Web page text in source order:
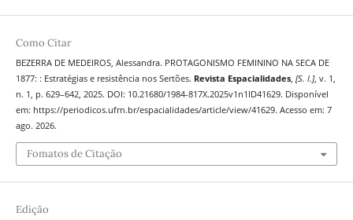
Como Citar
BEZERRA DE MEDEIROS, Alessandra. PROTAGONISMO FEMININO NA SECA DE
1877: : Estratégias e resistência nos Sertões. Revista Espacialidades, [S. l.], v. 1,
n. 1, p. 629–642, 2025. DOI: 10.21680/1984-817X.2025v1n1ID41629. Disponível
em: https://periodicos.ufrn.br/espacialidades/article/view/41629. Acesso em: 7
ago. 2026.
Fomatos de Citação
Edição